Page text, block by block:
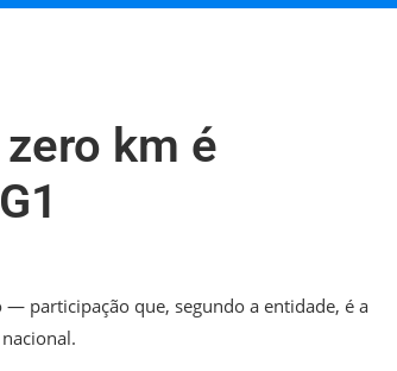
km é
— participação que, segundo a entidade, é a